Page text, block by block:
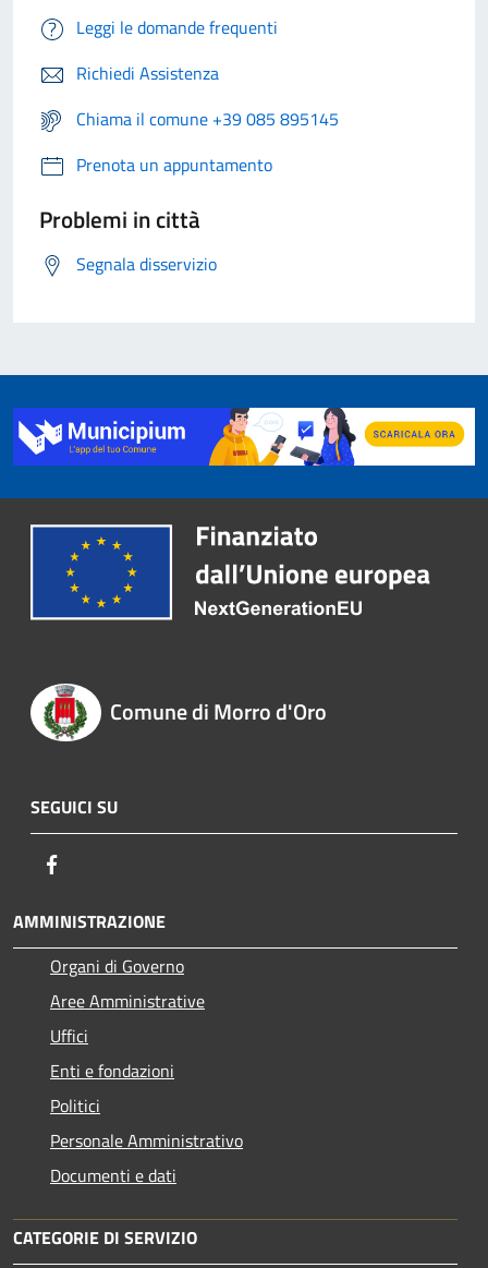
Leggi le domande frequenti
Richiedi Assistenza
Chiama il comune +39 085 895145
Prenota un appuntamento
Problemi in città
Segnala disservizio
Comune di Morro d'Oro
SEGUICI SU
AMMINISTRAZIONE
Organi di Governo
Aree Amministrative
Uffici
Enti e fondazioni
Politici
Personale Amministrativo
Documenti e dati
CATEGORIE DI SERVIZIO